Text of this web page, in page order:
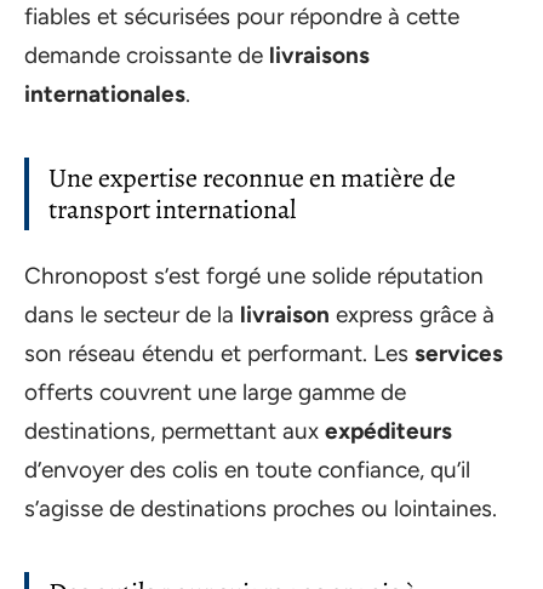
fiables et sécurisées pour répondre à cette
demande croissante de livraisons
internationales.
Une expertise reconnue en matière de
transport international
Chronopost s’est forgé une solide réputation
dans le secteur de la livraison express grâce à
son réseau étendu et performant. Les services
offerts couvrent une large gamme de
destinations, permettant aux expéditeurs
d’envoyer des colis en toute confiance, qu’il
s’agisse de destinations proches ou lointaines.